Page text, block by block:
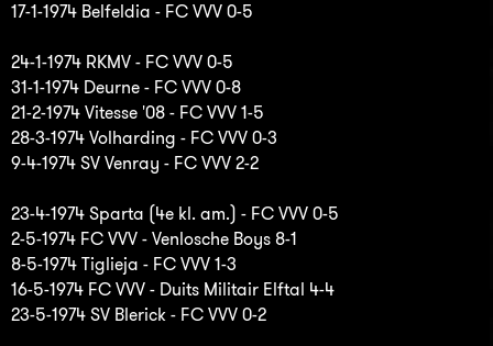
17-1-1974 Belfeldia - FC VVV 0-5
24-1-1974 RKMV - FC VVV 0-5
31-1-1974 Deurne - FC VVV 0-8
21-2-1974 Vitesse '08 - FC VVV 1-5
28-3-1974 Volharding - FC VVV 0-3
9-4-1974 SV Venray - FC VVV 2-2
23-4-1974 Sparta (4e kl. am.) - FC VVV 0-5
2-5-1974 FC VVV - Venlosche Boys 8-1
8-5-1974 Tiglieja - FC VVV 1-3
16-5-1974 FC VVV - Duits Militair Elftal 4-4
23-5-1974 SV Blerick - FC VVV 0-2